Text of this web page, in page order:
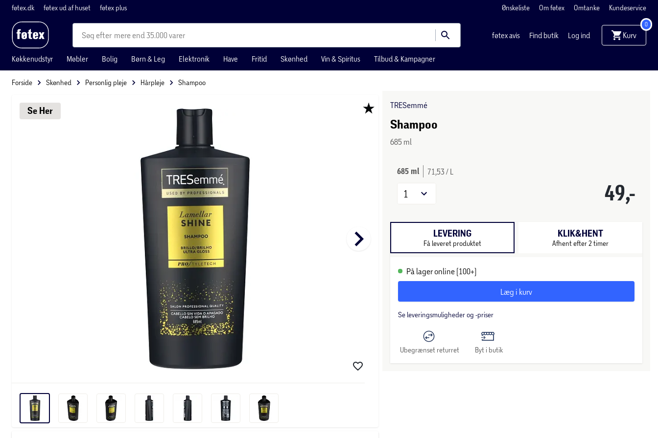
føtex.dk føtex ud af huset føtex plus Ønskeliste Om føtex Omtanke Kundeservice
mere end 35.000 varer føtex avis Find butik Log ind Kurv
0
Køkkenudstyr Møbler Bolig Børn & Leg Elektronik Have Fritid Skønhed Vin & Spiritus Tilbud & Kampagner
Forside Skønhed Personlig pleje Hårpleje Shampoo
Se Her
keyboard_arrow_right
TRESemmé
Shampoo
685 ml
685 ml 71,53 / L
49,-
1
LEVERING
Få leveret produktet
KLIK&HENT
Afhent efter 2 timer
På lager online (100+)
Læg i kurv
Se leveringsmuligheder og -priser
Ubegrænset returret Byt i butik